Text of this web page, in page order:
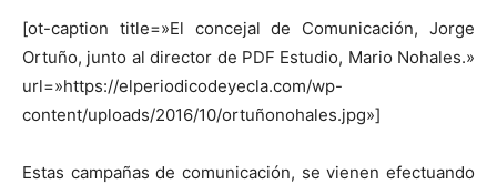
[ot-caption title=»El concejal de Comunicación, Jorge
Ortuño, junto al director de PDF Estudio, Mario Nohales.»
url=»https://elperiodicodeyecla.com/wp-
content/uploads/2016/10/ortuñonohales.jpg»]
Estas campañas de comunicación, se vienen efectuando